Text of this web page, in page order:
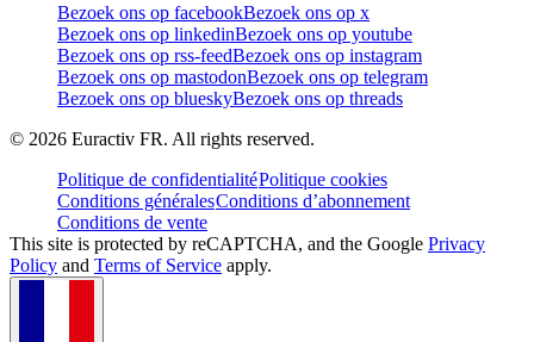
Bezoek ons op facebookBezoek ons op x
Bezoek ons op linkedinBezoek ons op youtube
Bezoek ons op rss-feedBezoek ons op instagram
Bezoek ons op mastodonBezoek ons op telegram
Bezoek ons op blueskyBezoek ons op threads
© 2026 Euractiv FR. All rights reserved.
Politique de confidentialitéPolitique cookies
Conditions généralesConditions d’abonnement
Conditions de vente
This site is protected by reCAPTCHA, and the Google Privacy
Policy and Terms of Service apply.